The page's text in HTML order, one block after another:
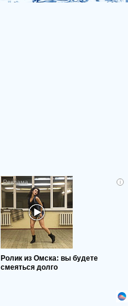
i
Ролик из Омска: вы будете
смеяться долго